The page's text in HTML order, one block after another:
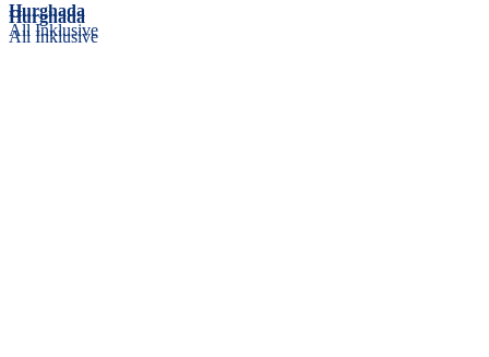
Hurghada
All Inklusive
Hurghada
All Inklusive